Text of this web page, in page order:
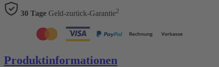
30 Tage Geld-zurück-Garantie2
Produktinformationen